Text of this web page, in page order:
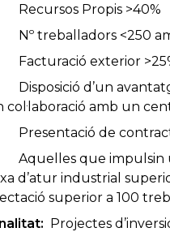
Propis >40%
treballadors <250
exterior
d’un
col·laboració amb un
de
que impulsin
d’atur industrial
superior a 100
Projectes